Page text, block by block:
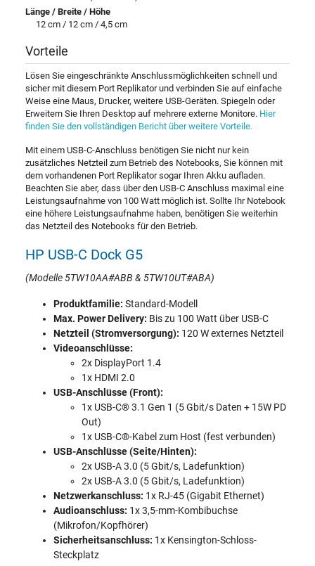
Länge / Breite / Höhe
12 cm / 12 cm / 4,5 cm
Vorteile
Lösen Sie eingeschränkte Anschlussmöglichkeiten schnell und
sicher mit diesem Port Replikator und verbinden Sie auf einfache
Weise eine Maus, Drucker, weitere USB-Geräten. Spiegeln oder
Erweitern Sie Ihren Desktop auf mehrere externe Monitore. Hier
finden Sie den vollständigen Bericht über weitere Vorteile.
Mit einem USB-C-Anschluss benötigen Sie nicht nur kein
zusätzliches Netzteil zum Betrieb des Notebooks, Sie können mit
dem vorhandenen Port Replikator sogar Ihren Akku aufladen.
Beachten Sie aber, dass über den USB-C Anschluss maximal eine
Leistungsaufnahme von 100 Watt möglich ist. Sollte Ihr Notebook
eine höhere Leistungsaufnahme haben, benötigen Sie weiterhin
das Netzteil des Notebooks für den Betrieb.
HP USB-C Dock G5
(Modelle 5TW10AA#ABB & 5TW10UT#ABA)
Produktfamilie: Standard-Modell
Max. Power Delivery: Bis zu 100 Watt über USB-C
Netzteil (Stromversorgung): 120 W externes Netzteil
Videoanschlüsse:
2x DisplayPort 1.4
1x HDMI 2.0
USB-Anschlüsse (Front):
1x USB-C® 3.1 Gen 1 (5 Gbit/s Daten + 15W PD
Out)
1x USB-C®-Kabel zum Host (fest verbunden)
USB-Anschlüsse (Seite/Hinten):
2x USB-A 3.0 (5 Gbit/s, Ladefunktion)
2x USB-A 3.0 (5 Gbit/s, Ladefunktion)
Netzwerkanschluss: 1x RJ-45 (Gigabit Ethernet)
Audioanschluss: 1x 3,5-mm-Kombibuchse
(Mikrofon/Kopfhörer)
Sicherheitsanschluss: 1x Kensington-Schloss-
Steckplatz